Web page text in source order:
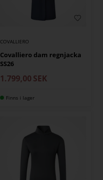
COVALLIERO
Covalliero dam regnjacka
SS26
1.799,00 SEK
Finns i lager